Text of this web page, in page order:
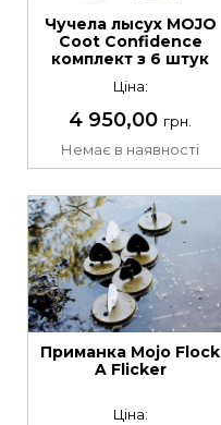
Чучела лысух MOJO
Coot Confidence
комплект з 6 штук
Ціна:
4 950,00 грн.
Немає в наявності
Приманка Mojo Flock
A Flicker
Ціна: